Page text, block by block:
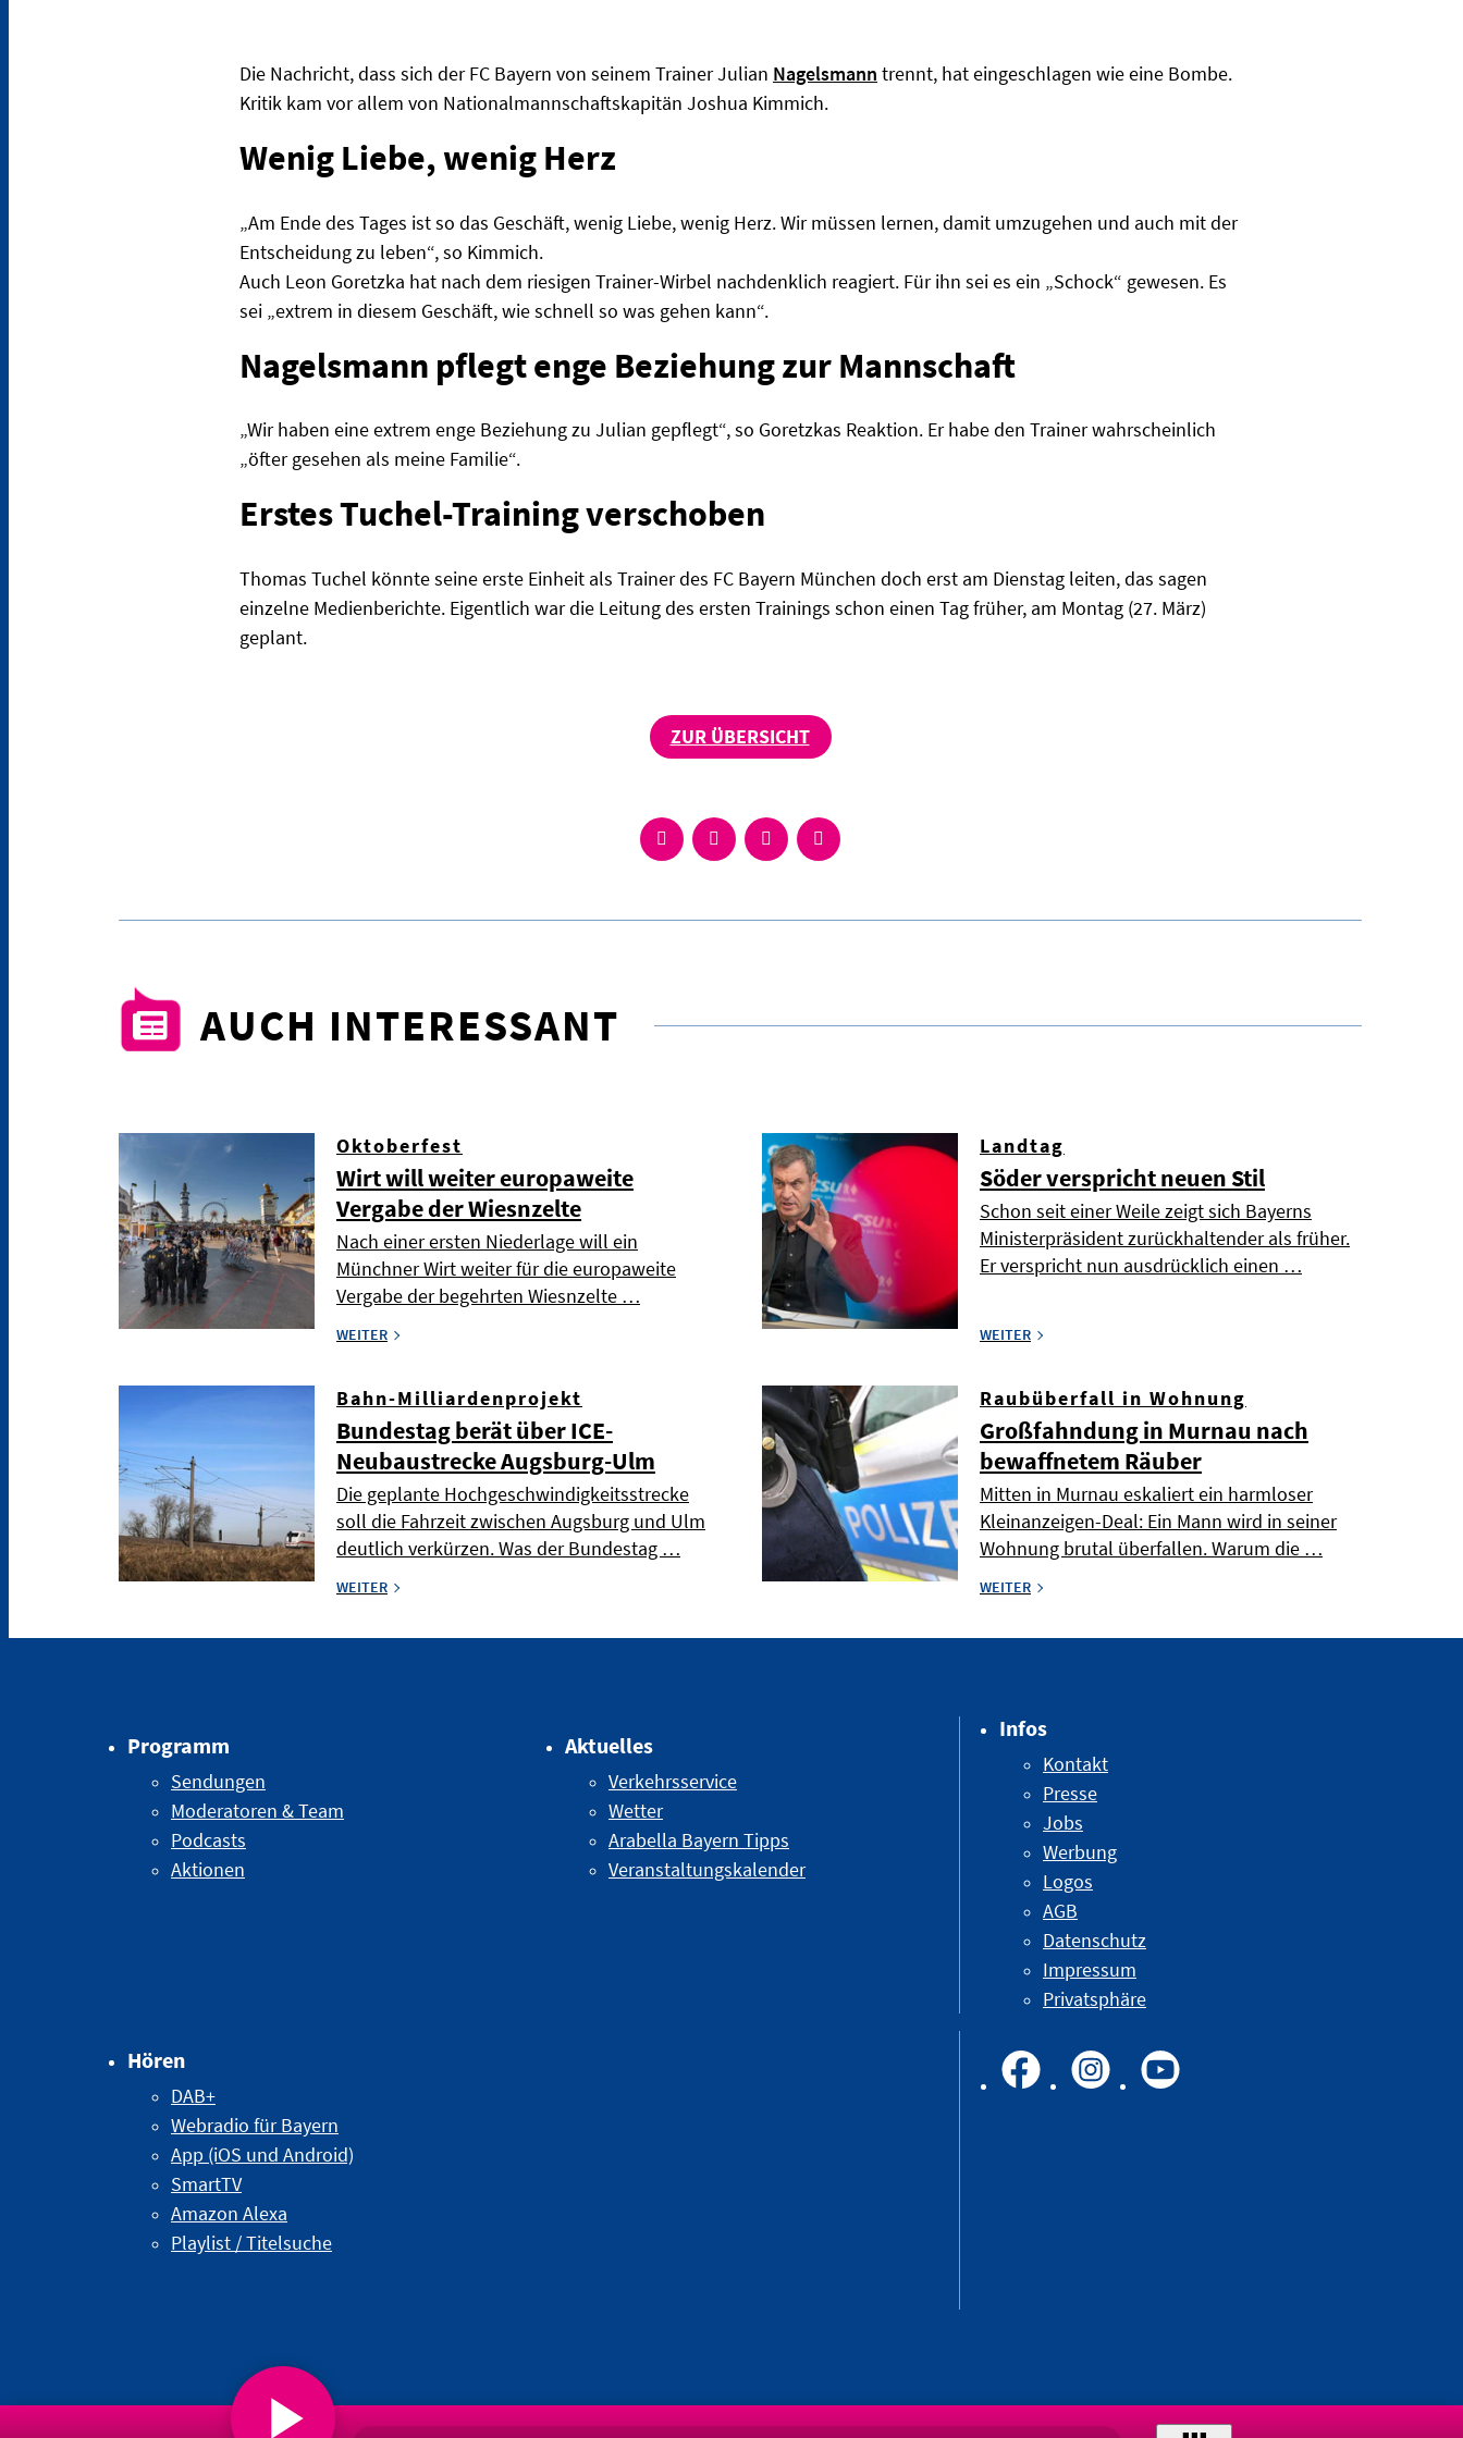
Die Nachricht, dass sich der FC Bayern von seinem Trainer Julian Nagelsmann trennt, hat eingeschlagen wie eine Bombe.
Kritik kam vor allem von Nationalmannschaftskapitän Joshua Kimmich.
Wenig Liebe, wenig Herz
„Am Ende des Tages ist so das Geschäft, wenig Liebe, wenig Herz. Wir müssen lernen, damit umzugehen und auch mit der
Entscheidung zu leben“, so Kimmich.
Auch Leon Goretzka hat nach dem riesigen Trainer-Wirbel nachdenklich reagiert. Für ihn sei es ein „Schock“ gewesen. Es
sei „extrem in diesem Geschäft, wie schnell so was gehen kann“.
Nagelsmann pflegt enge Beziehung zur Mannschaft
„Wir haben eine extrem enge Beziehung zu Julian gepflegt“, so Goretzkas Reaktion. Er habe den Trainer wahrscheinlich
„öfter gesehen als meine Familie“.
Erstes Tuchel-Training verschoben
Thomas Tuchel könnte seine erste Einheit als Trainer des FC Bayern München doch erst am Dienstag leiten, das sagen
einzelne Medienberichte. Eigentlich war die Leitung des ersten Trainings schon einen Tag früher, am Montag (27. März)
geplant.
ZUR ÜBERSICHT
AUCH INTERESSANT
Oktoberfest
Wirt will weiter europaweite
Vergabe der Wiesnzelte
Nach einer ersten Niederlage will ein
Münchner Wirt weiter für die europaweite
Vergabe der begehrten Wiesnzelte …
WEITER
Landtag
Söder verspricht neuen Stil
Schon seit einer Weile zeigt sich Bayerns
Ministerpräsident zurückhaltender als früher.
Er verspricht nun ausdrücklich einen …
WEITER
Bahn-Milliardenprojekt
Bundestag berät über ICE-
Neubaustrecke Augsburg-Ulm
Die geplante Hochgeschwindigkeitsstrecke
soll die Fahrzeit zwischen Augsburg und Ulm
deutlich verkürzen. Was der Bundestag …
WEITER
Raubüberfall in Wohnung
Großfahndung in Murnau nach
bewaffnetem Räuber
Mitten in Murnau eskaliert ein harmloser
Kleinanzeigen-Deal: Ein Mann wird in seiner
Wohnung brutal überfallen. Warum die …
WEITER
Programm
Sendungen
Moderatoren & Team
Podcasts
Aktionen
Aktuelles
Verkehrsservice
Wetter
Arabella Bayern Tipps
Veranstaltungskalender
Hören
DAB+
Webradio für Bayern
App (iOS und Android)
SmartTV
Amazon Alexa
Playlist / Titelsuche
Infos
Kontakt
Presse
Jobs
Werbung
Logos
AGB
Datenschutz
Impressum
Privatsphäre